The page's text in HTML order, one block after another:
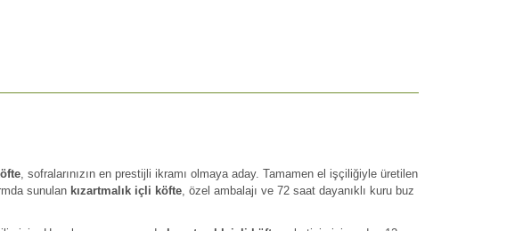
, sofralarınızın en prestijli ikramı olmaya aday. Tamamen el işçiliğiyle üretilen
sunulan kızartmalık içli köfte, özel ambalajı ve 72 saat dayanıklı kuru buz